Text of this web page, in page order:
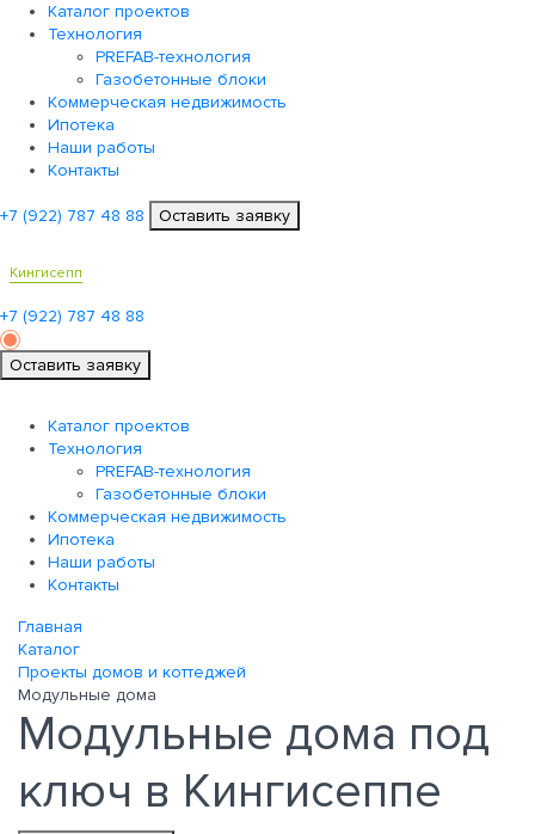
Каталог проектов
Технология
PREFAB-технология
Газобетонные блоки
Коммерческая недвижимость
Ипотека
Наши работы
Контакты
+7 (922) 787 48 88 Оставить заявку
Кингисепп
+7 (922) 787 48 88
Оставить заявку
Каталог проектов
Технология
PREFAB-технология
Газобетонные блоки
Коммерческая недвижимость
Ипотека
Наши работы
Контакты
Главная
Каталог
Проекты домов и коттеджей
Модульные дома
Модульные дома под
ключ в Кингисеппе